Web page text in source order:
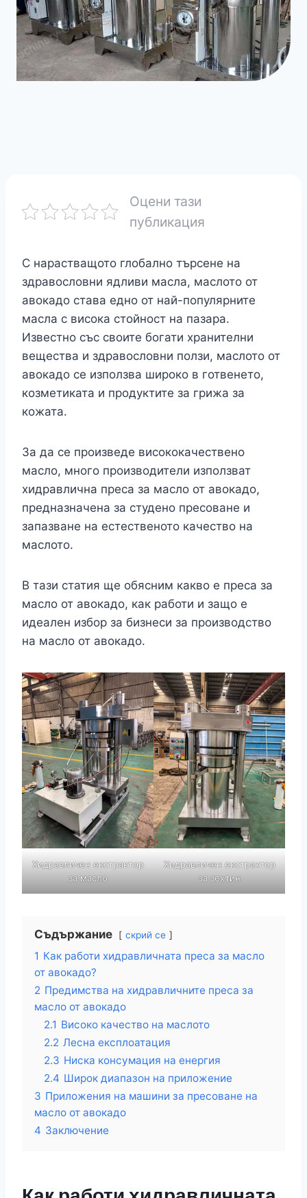
Оцени тази
публикация
С нарастващото глобално търсене на
здравословни ядливи масла, маслото от
авокадо става едно от най-популярните
масла с висока стойност на пазара.
Известно със своите богати хранителни
вещества и здравословни ползи, маслото от
авокадо се използва широко в готвенето,
козметиката и продуктите за грижа за
кожата.
За да се произведе висококачествено
масло, много производители използват
хидравлична преса за масло от авокадо,
предназначена за студено пресоване и
запазване на естественото качество на
маслото.
В тази статия ще обясним какво е преса за
масло от авокадо, как работи и защо е
идеален избор за бизнеси за производство
на масло от авокадо.
Хидравличен екстрактор
за масло
Хидравличен екстрактор
за зехтин
Съдържание скрий се
1 Как работи хидравличната преса за масло
от авокадо?
2 Предимства на хидравличните преса за
масло от авокадо
2.1 Високо качество на маслото
2.2 Лесна експлоатация
2.3 Ниска консумация на енергия
2.4 Широк диапазон на приложение
3 Приложения на машини за пресоване на
масло от авокадо
4 Заключение